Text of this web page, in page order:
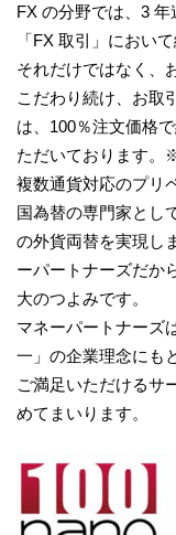
FX の分野では、3
「FX 取引」におい
それだけではなく、
こだわり続け、お取
は、100％注文価格
ただいております。
複数通貨対応のプリ
国為替の専門家とし
の外貨両替を実現し
ーパートナーズだか
大のつよみです。
マネーパートナーズ
一」の企業理念にも
ご満足いただけるサ
めてまいります。